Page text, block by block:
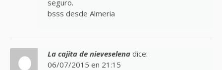
seguro.
bsss desde Almeria
La cajita de nieveselena dice:
06/07/2015 en 21:15